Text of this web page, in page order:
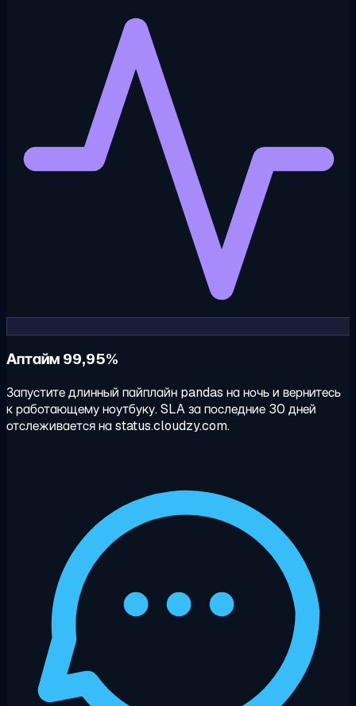
Аптайм 99,95%
Запустите длинный пайплайн pandas на ночь и вернитесь
к работающему ноутбуку. SLA за последние 30 дней
отслеживается на status.cloudzy.com.